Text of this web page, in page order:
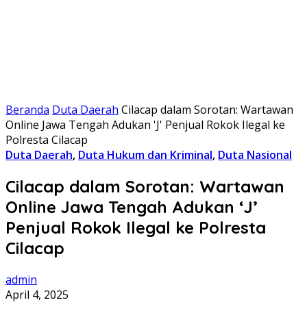
Beranda Duta Daerah Cilacap dalam Sorotan: Wartawan
Online Jawa Tengah Adukan 'J' Penjual Rokok Ilegal ke
Polresta Cilacap
Duta Daerah, Duta Hukum dan Kriminal, Duta Nasional
Cilacap dalam Sorotan: Wartawan
Online Jawa Tengah Adukan ‘J’
Penjual Rokok Ilegal ke Polresta
Cilacap
admin
April 4, 2025